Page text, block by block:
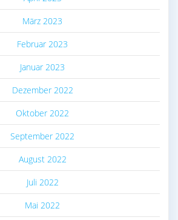
März 2023
Februar 2023
Januar 2023
Dezember 2022
Oktober 2022
September 2022
August 2022
Juli 2022
Mai 2022